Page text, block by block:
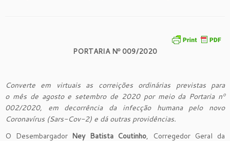
PORTARIA Nº 009/2020
Converte em virtuais as correições ordinárias previstas para
o mês de agosto e setembro de 2020 por meio da Portaria nº
002/2020, em decorrência da infecção humana pelo novo
Coronavírus (Sars-Cov-2) e dá outras providências.
O Desembargador Ney Batista Coutinho, Corregedor Geral da